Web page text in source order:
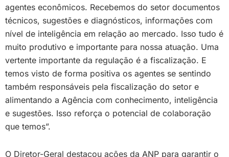
agentes econômicos. Recebemos do setor documentos
técnicos, sugestões e diagnósticos, informações com
nível de inteligência em relação ao mercado. Isso tudo é
muito produtivo e importante para nossa atuação. Uma
vertente importante da regulação é a fiscalização. E
temos visto de forma positiva os agentes se sentindo
também responsáveis pela fiscalização do setor e
alimentando a Agência com conhecimento, inteligência
e sugestões. Isso reforça o potencial de colaboração
que temos”.
O Diretor-Geral destacou ações da ANP para garantir o